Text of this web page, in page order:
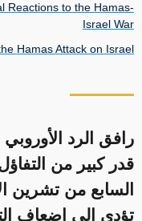
Reactions to the Hamas-
Israel War
Hamas Attack on Israel
رافق الرد
قدر كبير من
السابع من تشرين
تؤدي إلى إضعاف